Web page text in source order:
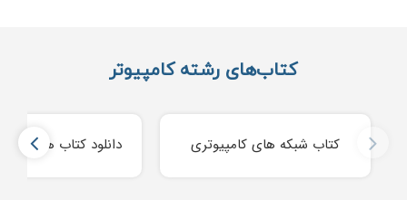
کتاب‌های رشته کامپیوتر
کتاب شبکه های کامپیوتری دانلود کتاب های